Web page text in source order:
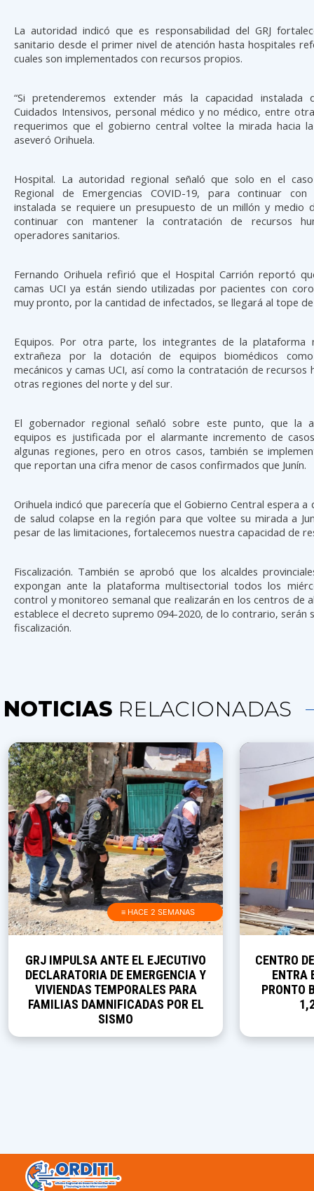
La autoridad indicó que es responsabilidad del GRJ
sanitario desde el primer nivel de atención hasta hospitales
cuales son implementados con recursos propios.
“Si pretenderemos extender más la capacidad instalada
Cuidados Intensivos, personal médico y no médico, entre
requerimos que el gobierno central voltee la mirada hacia la
aseveró Orihuela.
Hospital. La autoridad regional señaló que solo en el
Regional de Emergencias COVID-19, para continuar con
instalada se requiere un presupuesto de un millón y medio
continuar con mantener la contratación de recursos
operadores sanitarios.
Fernando Orihuela refirió que el Hospital Carrión reportó
camas UCI ya están siendo utilizadas por pacientes con
muy pronto, por la cantidad de infectados, se llegará al tope
Equipos. Por otra parte, los integrantes de la plataforma
extrañeza por la dotación de equipos biomédicos como
mecánicos y camas UCI, así como la contratación de recursos
otras regiones del norte y del sur.
El gobernador regional señaló sobre este punto, que la
equipos es justificada por el alarmante incremento de
algunas regiones, pero en otros casos, también se
que reportan una cifra menor de casos confirmados que Junín.
Orihuela indicó que parecería que el Gobierno Central espera a
de salud colapse en la región para que voltee su mirada a
pesar de las limitaciones, fortalecemos nuestra capacidad de
Fiscalización. También se aprobó que los alcaldes
expongan ante la plataforma multisectorial todos los
control y monitoreo semanal que realizarán en los centros de
establece el decreto supremo 094-2020, de lo contrario, serán
fiscalización.
NOTICIAS RELACIONADAS
≡ HACE 2 SEMANAS
GRJ IMPULSA ANTE EL EJECUTIVO
DECLARATORIA DE EMERGENCIA Y
VIVIENDAS TEMPORALES PARA
FAMILIAS DAMNIFICADAS POR EL
SISMO
CENTRO
ENTRA
PRONTO